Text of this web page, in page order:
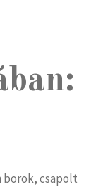
borok, csapolt